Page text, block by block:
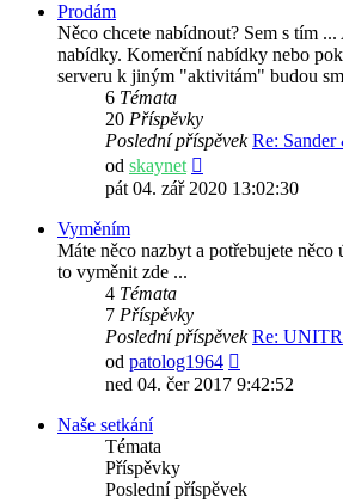
Prodám
Něco chcete nabídnout? Sem s tím
nabídky. Komerční nabídky nebo
serveru k jiným "aktivitám" budou
6 Témata
20 Příspěvky
Poslední příspěvek Re: Sander
od skaynet
poslední
pát 04. zář 2020 13:02:30
Vyměním
Máte něco nazbyt a potřebujete něco
to vyměnit zde ...
4 Témata
7 Příspěvky
Poslední příspěvek Re:
od patolog1964
poslední
ned 04. čer 2017 9:42:52
Naše setkání
Témata
Příspěvky
Poslední příspěvek